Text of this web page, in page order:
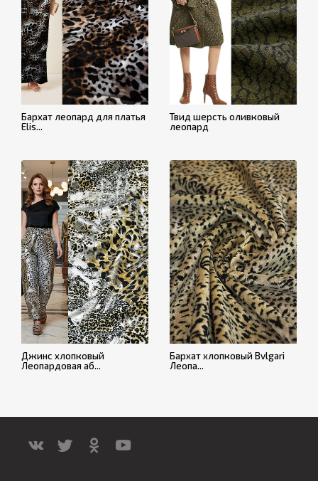
Бархат леопард для платья
Elis...
Твид шерсть оливковый
леопард
Джинс хлопковый
Леопардовая аб...
Бархат хлопковый Bvlgari
Леопа...